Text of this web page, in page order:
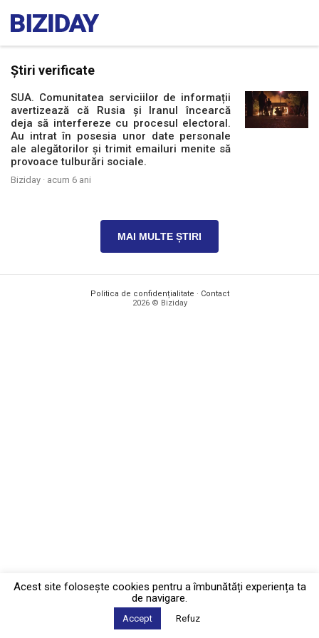
Știri verificate
SUA. Comunitatea serviciilor de informații
avertizează că Rusia și Iranul încearcă
deja să interfereze cu procesul electoral.
Au intrat în posesia unor date personale
ale alegătorilor și trimit emailuri menite să
provoace tulburări sociale.
Biziday · acum 6 ani
MAI MULTE ȘTIRI
Politica de confidențialitate · Contact
2026 © Biziday
Acest site foloseşte cookies pentru a îmbunătăți experiența ta
de navigare.
Accept Refuz